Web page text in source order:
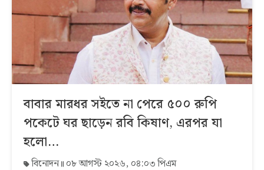
বাবার মারধর সইতে না পেরে ৫০০ রুপি
পকেটে ঘর ছাড়েন রবি কিষাণ, এরপর যা
হলো…
বিনোদন ০৮ আগস্ট ২০২৬, ০৪:০৩ পিএম